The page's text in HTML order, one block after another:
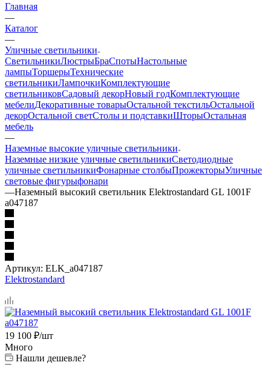
Главная
—
Каталог
—
Уличные светильники
СветильникиЛюстрыБраСпотыНастольные
лампыТоршерыТехнические
светильникиЛампочкиКомплектующие
светильниковСадовый декорНовый годКомплектующие
мебелиДекоративные товарыОстальной текстильОстальной
декорОстальной светСтолы и подставкиШторыОстальная
мебель
—
Наземные высокие уличные светильники
Наземные низкие уличные светильникиСветодиодные
уличные светильникиФонарные столбыПрожекторыУличные
световые фигурыфонари
—Наземный высокий светильник Elektrostandard GL 1001F
a047187
Артикул: ELK_a047187
Elektrostandard
19 100 ₽/шт
Много
Нашли дешевле?